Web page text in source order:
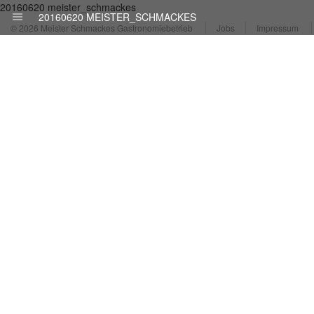
20160620 MEISTER_SCHMACKES
20160620 meister_schmackes
© 2026 Meister Schmackes Gastronomiebetrieb Jobs Impressum